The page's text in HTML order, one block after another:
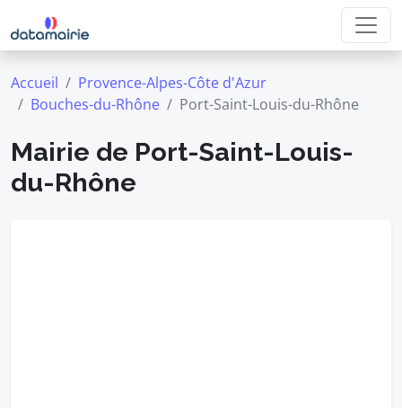
Accueil
Provence-Alpes-Côte d'Azur
Bouches-du-Rhône
Port-Saint-Louis-du-Rhône
Mairie de Port-Saint-Louis-
du-Rhône